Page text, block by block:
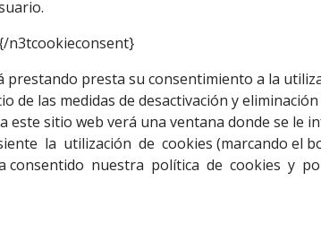
n3tcookieconsent}
prestando presta su consentimiento a la
de las medidas de desactivación y
este sitio web verá una ventana donde se le
la utilización de cookies (marcando el
nuestra política de cookies y